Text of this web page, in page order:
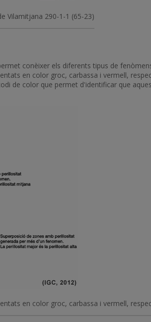
Vilamitjana 290-1-1 (65-23)
conèixer els diferents tipus de
en color groc, carbassa i vermell,
de color que permet d'identificar que
en color groc, carbassa i vermell,